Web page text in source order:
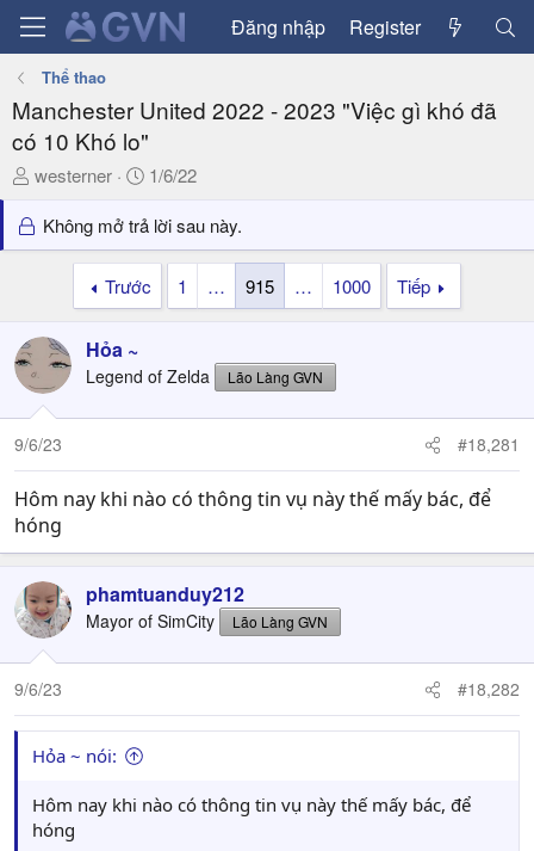
Đăng nhập Register
Thể thao
Manchester United 2022 - 2023 "Việc gì khó đã
có 10 Khó lo"
T
r
e
a
r
e
r
westerner
N
à
y
ử
1/6/22
Không mở trả lời sau này.
Trước 1 … 915 … 1000 Tiếp
Hỏa ~
Legend of Zelda Lão Làng GVN
9/6/23 #18,281
Hôm nay khi nào có thông tin vụ này thế mấy bác, để
hóng
phamtuanduy212
Mayor of SimCity Lão Làng GVN
9/6/23 #18,282
Hỏa ~ nói:
Hôm nay khi nào có thông tin vụ này thế mấy bác, để
hóng